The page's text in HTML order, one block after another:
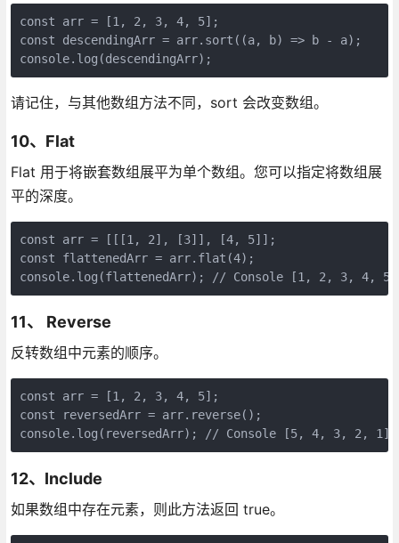
const arr = [1, 2, 3, 4, 5];
const descendingArr = arr.sort((a, b) => b - a);
请记住，与其他数组方法不同，sort 会改变数组。
10、Flat
Flat 用于将嵌套数组展平为单个数组。您可以指定将数组展
平的深度。
const arr = [[[1, 2], [3]], [4, 5]];
const flattenedArr = arr.flat(4);
11、 Reverse
反转数组中元素的顺序。
const arr = [1, 2, 3, 4, 5];
const reversedArr = arr.reverse();
12、Include
如果数组中存在元素，则此方法返回 true。